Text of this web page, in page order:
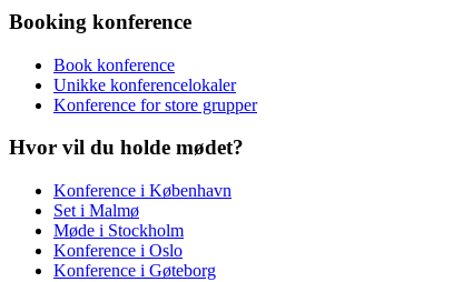
Booking konference
Book konference
Unikke konferencelokaler
Konference for store grupper
Hvor vil du holde mødet?
Konference i København
Set i Malmø
Møde i Stockholm
Konference i Oslo
Konference i Gøteborg